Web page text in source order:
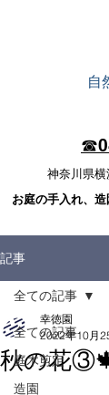
自
神奈川県
お庭の手入れ、
記事
全ての記事
庭木剪定
造園
全ての記事
秋の花
幸徳園
2022年10月